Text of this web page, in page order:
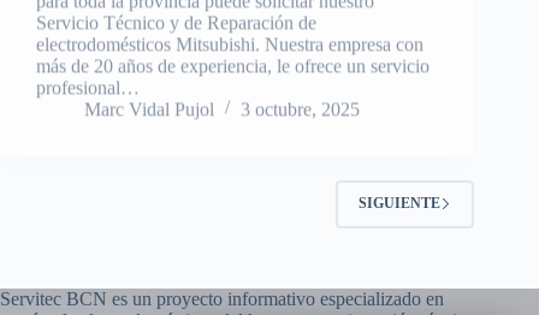
más de 20 años de experiencia, le ofrece un servicio
profesional…
Marc Vidal Pujol
3 octubre, 2025
SIGUIENTE
Servitec BCN es un proyecto informativo especializado en